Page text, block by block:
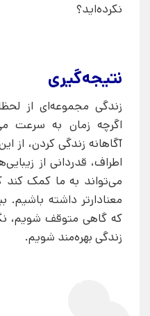
نکرده‌اید؟
نتیجه‌گیری
زندگی مجموعه‌ای از
اگرچه زمان به سرعت
آگاهانه زندگی کردن، از
اطراف، قدردانی از
می‌تواند به ما کمک کند
معنادارتر داشته باشیم.
که گاهی متوقف شویم،
زندگی بهره‌مند شویم.